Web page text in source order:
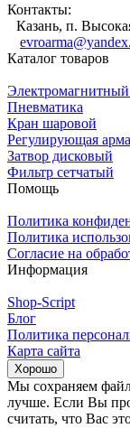
Контакты:
Казань, п.
Каталог товаров
Пневматика
Кран шаровой
Регулирующая
Затвор дисковый
Фильтр сетчатый
Помощь
Политика
Политика
Согласие на
Информация
Shop-Script
Блог
Политика
Карта сайта
Хорошо
Мы сохраняем
лучше. Если Вы
считать, что Вас